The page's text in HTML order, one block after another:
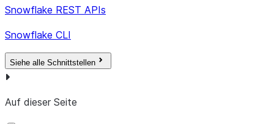
Snowflake REST APIs
Snowflake CLI
Siehe alle Schnittstellen
Auf dieser Seite